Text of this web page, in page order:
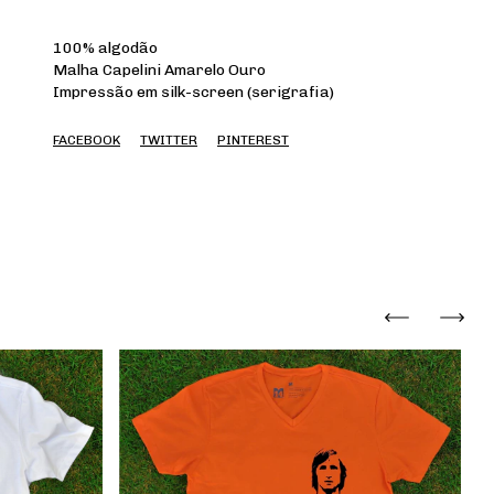
100% algodão
Malha Capelini Amarelo Ouro
Impressão em silk-screen (serigrafia)
FACEBOOK TWITTER PINTEREST